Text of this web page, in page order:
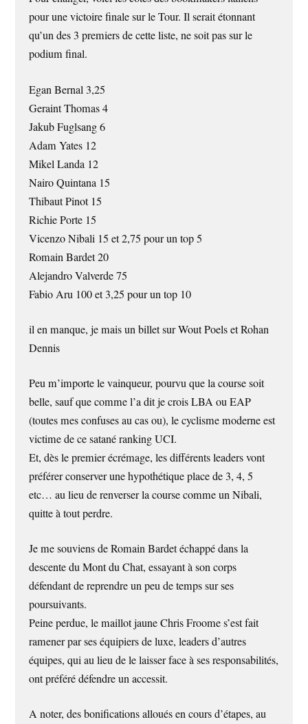
pour une victoire finale sur le Tour. Il serait étonnant
qu’un des 3 premiers de cette liste, ne soit pas sur le
podium final.
Egan Bernal 3,25
Geraint Thomas 4
Jakub Fuglsang 6
Adam Yates 12
Mikel Landa 12
Nairo Quintana 15
Thibaut Pinot 15
Richie Porte 15
Vicenzo Nibali 15 et 2,75 pour un top 5
Romain Bardet 20
Alejandro Valverde 75
Fabio Aru 100 et 3,25 pour un top 10
il en manque, je mais un billet sur Wout Poels et Rohan
Dennis
Peu m’importe le vainqueur, pourvu que la course soit
belle, sauf que comme l’a dit je crois LBA ou EAP
(toutes mes confuses au cas ou), le cyclisme moderne est
victime de ce satané ranking UCI.
Et, dès le premier écrémage, les différents leaders vont
préférer conserver une hypothétique place de 3, 4, 5
etc… au lieu de renverser la course comme un Nibali,
quitte à tout perdre.
Je me souviens de Romain Bardet échappé dans la
descente du Mont du Chat, essayant à son corps
défendant de reprendre un peu de temps sur ses
poursuivants.
Peine perdue, le maillot jaune Chris Froome s’est fait
ramener par ses équipiers de luxe, leaders d’autres
équipes, qui au lieu de le laisser face à ses responsabilités,
ont préféré défendre un accessit.
A noter, des bonifications alloués en cours d’étapes, au